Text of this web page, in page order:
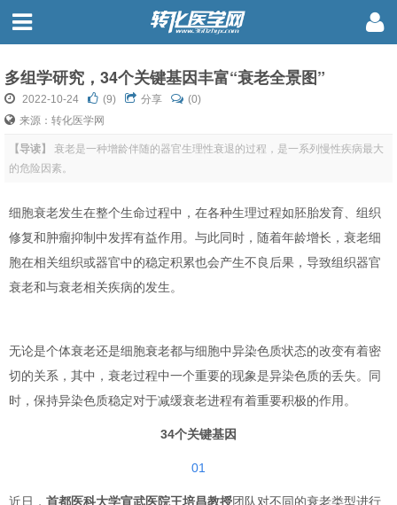
多组学研究，34个关键基因丰富“衰老全景图”
2022-10-24 (9) 分享
(0)
来源：转化医学网
【导读】
衰老是一种增龄伴随的器官生理性衰退的过程，是一系列慢性疾病最大
的危险因素。
细胞衰老发生在整个生命过程中，在各种生理过程如胚胎发育、组织
修复和肿瘤抑制中发挥有益作用。与此同时，随着年龄增长，衰老细
胞在相关组织或器官中的稳定积累也会产生不良后果，导致组织器官
衰老和与衰老相关疾病的发生。
无论是个体衰老还是细胞衰老都与细胞中异染色质状态的改变有着密
切的关系，其中，衰老过程中一个重要的现象是异染色质的丢失。同
时，保持异染色质稳定对于减缓衰老进程有着重要积极的作用。
34个关键基因
01
近日， 首都医科大学宣武医院王培昌教授团队对不同的衰老类型进行